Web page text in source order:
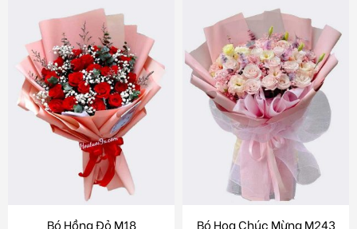
Bó Hồng Đỏ M18 Bó Hoa Chúc Mừng M243